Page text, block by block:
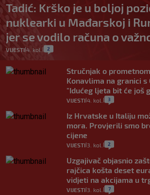
Tadić: Krško je u boljoj
nuklearki u Mađarskoj i
jer se vodilo računa o
VIJESTI|4. kol. 2
Stručnjak o
Konavlima na granici s
"Idućeg ljeta bit će još
VIJESTI 4. kol. 3
Iz Hrvatske u Italiju
mora. Provjerili smo
cijene
VIJESTI 3. kol. 2
Uzgajivač objasnio
rajčica košta deset
vidjeti na akcijama u
VIJESTI 3. kol. 7